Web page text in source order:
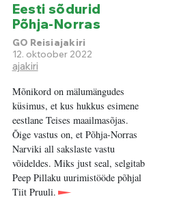
Eesti sõdurid
Põhja-Norras
GO Reisiajakiri
12. oktoober 2022
ajakiri
Mõnikord on mälumängudes
küsimus, et kus hukkus esimene
eestlane Teises maailmasõjas.
Õige vastus on, et Põhja-Norras
Narviki all sakslaste vastu
võideldes. Miks just seal, selgitab
Peep Pillaku uurimistööde põhjal
Tiit Pruuli.